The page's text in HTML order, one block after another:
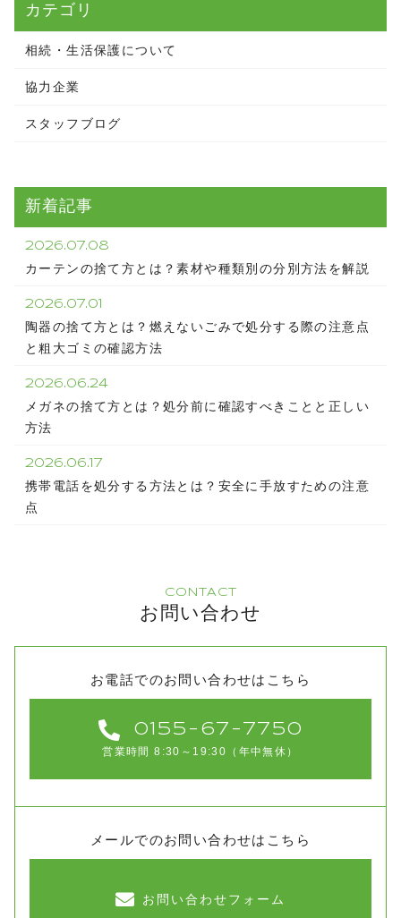
カテゴリ
相続・生活保護について
協力企業
スタッフブログ
新着記事
2026.07.08
カーテンの捨て方とは？素材や種類別の分別方法を解説
2026.07.01
陶器の捨て方とは？燃えないごみで処分する際の注意点
と粗大ゴミの確認方法
2026.06.24
メガネの捨て方とは？処分前に確認すべきことと正しい
方法
2026.06.17
携帯電話を処分する方法とは？安全に手放すための注意
点
CONTACT
お問い合わせ
お電話でのお問い合わせはこちら
0155-67-7750
営業時間 8:30～19:30（年中無休）
メールでのお問い合わせはこちら
お問い合わせフォーム